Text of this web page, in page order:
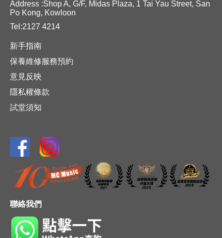
Address :Shop A, G/F, Midas Plaza, 1 Tai Yau Street, San
Po Kong, Kowloon
Tel:2127 4214
新手指南
保養維修服務預約
意見反映
隱私權條款
試堂須知
聯絡我們